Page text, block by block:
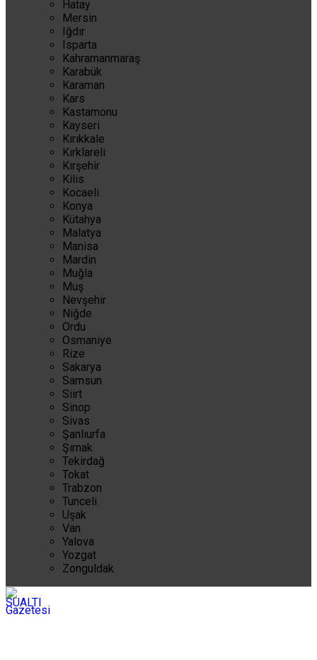
Hatay
Mersin
Iğdır
Isparta
Kahramanmaraş
Karabük
Karaman
Kars
Kastamonu
Kayseri
Kırıkkale
Kırklareli
Kırşehir
Kilis
Kocaeli
Konya
Kütahya
Malatya
Manisa
Mardin
Muğla
Muş
Nevşehir
Niğde
Ordu
Osmaniye
Rize
Sakarya
Samsun
Siirt
Sinop
Sivas
Şanlıurfa
Şırnak
Tekirdağ
Tokat
Trabzon
Tunceli
Uşak
Van
Yalova
Yozgat
Zonguldak